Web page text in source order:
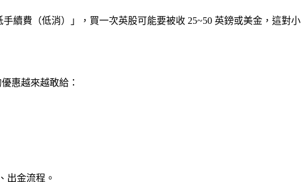
續費（低消）」，買一次英股可能要被收 25~50 英鎊或美金，這對小
優惠越來越敢給：
出金流程。